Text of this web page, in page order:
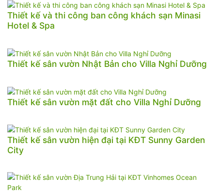
Thiết kế và thi công ban công khách sạn Minasi
Hotel & Spa
Thiết kế sân vườn Nhật Bản cho Villa Nghỉ Dưỡng
Thiết kế sân vườn mặt đất cho Villa Nghỉ Dưỡng
Thiết kế sân vườn hiện đại tại KĐT Sunny Garden
City